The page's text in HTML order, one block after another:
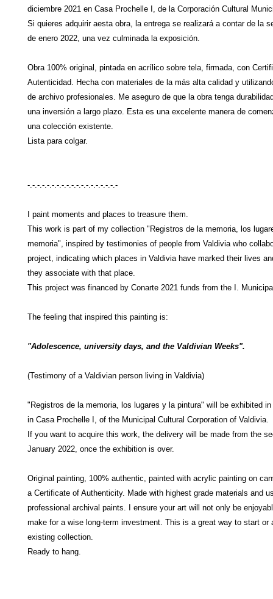
diciembre 2021 en Casa Prochelle I, de la Corporación Cultural
Si quieres adquirir aesta obra, la entrega se realizará a contar de la
de enero 2022, una vez culminada la exposición.
Obra 100% original, pintada en acrílico sobre tela, firmada, con
Autenticidad. Hecha con materiales de la más alta calidad y
de archivo profesionales. Me aseguro de que la obra tenga
una inversión a largo plazo. Esta es una excelente manera de
una colección existente.
Lista para colgar.
-.-.-.-.-.-.-.-.-.-.-.-.-.-.-.-.-.-.-
I paint moments and places to treasure them.
This work is part of my collection "Registros de la memoria, los
memoria", inspired by testimonies of people from Valdivia who
project, indicating which places in Valdivia have marked their lives
they associate with that place.
This project was financed by Conarte 2021 funds from the I.
The feeling that inspired this painting is:
"Adolescence, university days, and the Valdivian Weeks".
(Testimony of a Valdivian person living in Valdivia)
"Registros de la memoria, los lugares y la pintura" will be exhibited in
in Casa Prochelle I, of the Municipal Cultural Corporation of Valdivia.
If you want to acquire this work, the delivery will be made from the
January 2022, once the exhibition is over.
Original painting, 100% authentic, painted with acrylic painting on
a Certificate of Authenticity. Made with highest grade materials and
professional archival paints. I ensure your art will not only be
make for a wise long-term investment. This is a great way to start or
existing collection.
Ready to hang.